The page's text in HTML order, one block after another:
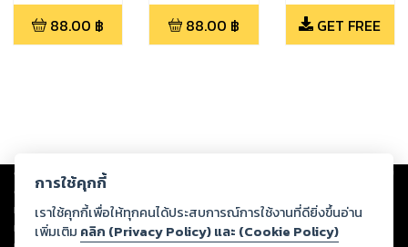
88.00 ฿ 88.00 ฿ GET FREE
Copyright © 2026
ต่อผลงานหรือเนื้อหาใดที่อัปโหลดผ่านเว็บไซต์และปรากฏว่าละเมิดสิทธิใน
ทรัพย์สินทางปัญญาของบุคคลอื่นหรือขัดต่อกฎหมายและศีลธรรม ดังนั้น ผู้อ่าน
ทุกท่านโปรดใช้วิจารณญาณในการกลั่นกรองด้วยตนเอง และหากท่านพบว่าส่วน
การใช้คุกกี้
เราใช้คุกกี้เพื่อให้ทุกคนได้ประสบการณ์การใช้งานที่ดียิ่งขึ้นอ่าน
เพิ่มเติม คลิก (Privacy Policy) และ (Cookie Policy)